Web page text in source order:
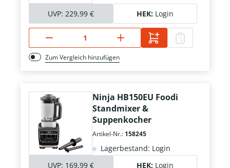
UVP: 229,99 € HEK: Login
Zum Vergleich hinzufügen
Ninja HB150EU Foodi
Standmixer &
Suppenkocher
Artikel-Nr.: 158245
Lagerbestand: Login
UVP: 169,99 € HEK: Login